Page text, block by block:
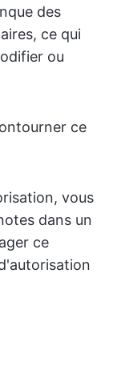
des
ce qui
ou
ce
vous
dans un
ce